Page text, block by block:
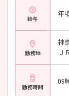
給与
年
勤務地
神
Ｊ
勤務時間
09